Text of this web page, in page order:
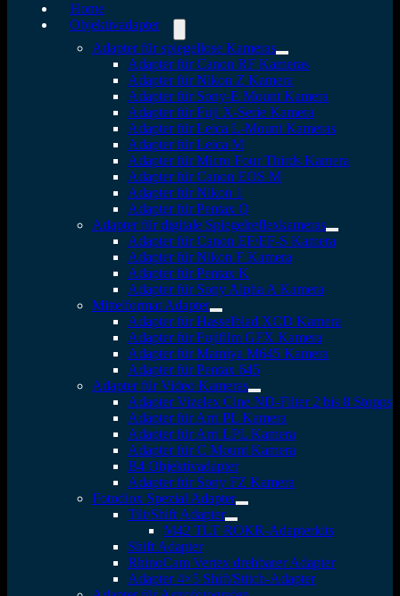
Home
Objektivadapter
Adapter für spiegellose Kameras
Adapter für Canon RF Kameras
Adapter für Nikon Z Kamera
Adapter für Sony-E Mount Kamera
Adapter für Fuji X-Serie Kamera
Adapter für Leica L-Mount Kameras
Adapter für Leica M
Adapter für Micro Four Thirds Kamera
Adapter für Canon EOS M
Adapter für Nikon 1
Adapter für Pentax Q
Adapter für digitale Spiegelreflexkameras
Adapter für Canon EF/EF-S Kamera
Adapter für Nikon F Kamera
Adapter für Pentax K
Adapter für Sony Alpha A Kamera
Mittelformat Adapter
Adapter für Hasselblad XCD Kamera
Adapter für Fujifilm GFX Kamera
Adapter für Mamiya M645 Kamera
Adapter für Pentax 645
Adapter für Video Kameras
Adapter Vizelex Cine ND-Filter 2 bis 8 Stopps
Adapter für Arri PL Kamera
Adapter für Arri LPL Kamera
Adapter für C Mount Kamera
B4 Objektivadapter
Adapter für Sony FZ Kamera
Fotodiox Spezial Adapter
Tilt/Shift Adapter
M42 TLT ROKR-Adapterkits
Shift Adapter
RhinoCam Vertex drehbarer Adapter
Adapter 4×5 Shift/Stitch-Adapter